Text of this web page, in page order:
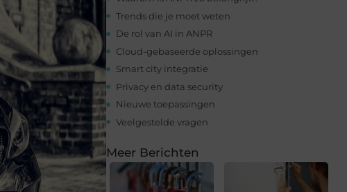
Trends die je moet weten
De rol van AI in ANPR
Cloud-gebaseerde oplossingen
Smart city integratie
Privacy en data security
Nieuwe toepassingen
Veelgestelde vragen
Meer Berichten